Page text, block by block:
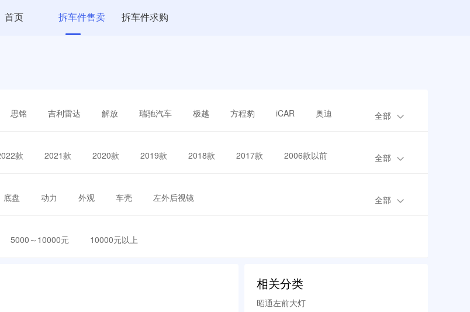
首页 拆车件售卖 拆车件求购
思铭 吉利雷达 解放 瑞驰汽车 极越 方程豹 iCAR 奥迪 全部
款 2021款 2020款 2019款 2018款 2017款 2006款以前 全部
底盘 动力 外观 车壳 左外后视镜 全部
5000～10000元 10000元以上
相关分类
昭通左前大灯